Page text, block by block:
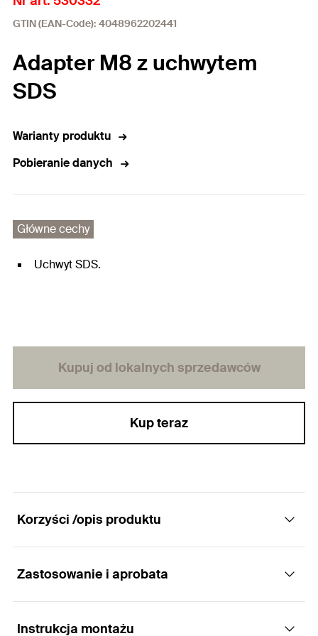
GTIN (EAN-Code): 4048962202441
Adapter M8 z uchwytem
SDS
Warianty produktu
Pobieranie danych
Główne cechy
Uchwyt SDS.
Kupuj od lokalnych sprzedawców
Kup teraz
Korzyści /opis produktu
Szczotka z uchwytem SDS do mechanicznego
czyszczenia otworów.
Zastosowanie i aprobata
Instrukcja montażu